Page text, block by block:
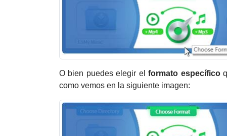
O bien puedes elegir elformato específico
como vemos en la siguiente imagen: